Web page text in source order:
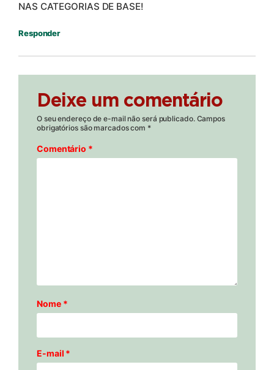
NAS CATEGORIAS DE BASE!
Responder
Deixe um comentário
O seu endereço de e-mail não será publicado. Campos
obrigatórios são marcados com *
Comentário *
Nome *
E-mail *